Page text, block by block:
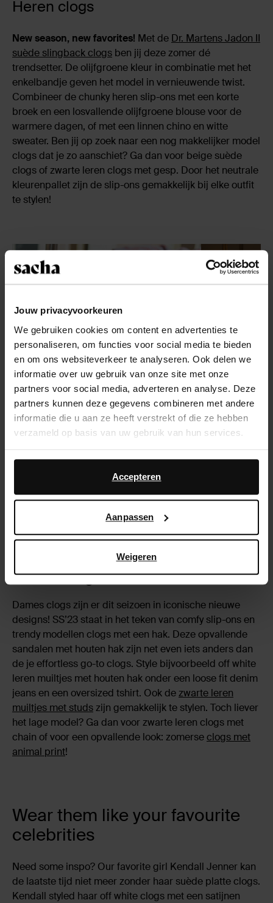
Jouw privacyvoorkeuren
We gebruiken cookies om content en advertenties te
personaliseren, om functies voor social media te bieden
en om ons websiteverkeer te analyseren. Ook delen we
informatie over uw gebruik van onze site met onze
partners voor social media, adverteren en analyse. Deze
partners kunnen deze gegevens combineren met andere
informatie die u aan ze heeft verstrekt of die ze hebben
verzameld op basis van uw gebruik van hun services.
Daarnaast werken wij samen met Google voor
advertentie- en meetdoeleinden. Meer informatie over
hoe Google uw persoonsgegevens gebruikt, vindt u op
Accepteren
Aanpassen
Weigeren
Heren clogs
New season, new favorites! Met de Dr. Martens Jadon II
suède slingback clogs ben jij deze zomer dé
trendsetter. De olijfgroene kleur in combinatie met het
enkelbandje geven het model in vernieuwende twist.
Combineer de chunky heren slip-ons met een korte
broek en een losvallende olijfgroene blouse voor de
warmere dagen, of met een linnen chino en witte
sweater. Ben jij op zoek naar een nog makkelijker model
clogs dat je zo aanschiet? Ga dan voor beige suède
clogs of zwarte leren clogs met gesp. Door het neutrale
kleurenpallet zijn de slip-ons gemakkelijk bij elke outfit
te stylen!
Shop clogs
Dames clogs
Dames clogs zijn er dit seizoen in iconische nieuwe
designs! SS’23 staat in het teken van comfy slip-ons en
trendy modellen clogs met een hak. Deze opvallende
sandalen met houten hak zijn net even iets anders dan
de je effortless go-to clogs. Style bijvoorbeeld off white
leren muiltjes met houten hak onder een loose fit denim
jeans en een oversized tshirt. Ook dezwarte leren
muiltjes met studszijn gemakkelijk te stylen. Toch liever
het lage model? Ga dan voor zwarte leren clogs met
chain of voor een opvallende look: zomerseclogs met
animal print!
Wear them like your favourite
celebrities
Need some inspo? Our favorite girl Kendall Jenner kan
de laatste tijd niet meer zonder haar suède platte clogs.
Kendall styled haar off white clogs met een satijnen